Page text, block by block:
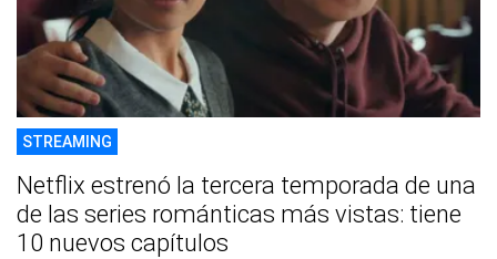
STREAMING
Netflix estrenó la tercera temporada de una
de las series románticas más vistas: tiene
10 nuevos capítulos